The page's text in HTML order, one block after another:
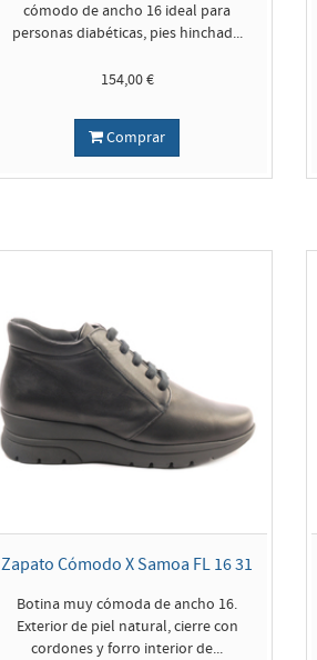
cómodo de ancho 16 ideal para
personas diabéticas, pies hinchad...
154,00 €
Comprar
Zapato Cómodo X Samoa FL 16 31
Botina muy cómoda de ancho 16.
Exterior de piel natural, cierre con
cordones y forro interior de...